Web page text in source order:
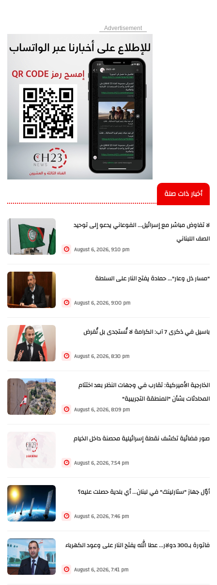
Advertisement
أخبار ذات صلة
لا تفاوض مباشر مع إسرائيل... الفوعاني يدعو إلى توحيد
الصف اللبناني
August 6, 2026, 9:10 pm
"مسار ذل وعار"... حمادة يفتح النار على السلطة
August 6, 2026, 9:00 pm
باسيل في ذكرى 7 آب: الكرامة لا تُستجدى بل تُفرض
August 6, 2026, 8:30 pm
الخارجية الأميركية: تقارب في وجهات النظر بعد اختتام
المحادثات بشأن "المنطقة التجريبية"
August 6, 2026, 8:09 pm
صور فضائية تكشف نقطة إسرائيلية محصنة داخل الخيام
August 6, 2026, 7:54 pm
أوّل جهاز "ستارلينك" في لبنان... أي بلدية حصلت عليه؟
August 6, 2026, 7:46 pm
فاتورة بـ300 دولار... عطا الله يفتح النار على وعود الكهرباء
August 6, 2026, 7:41 pm